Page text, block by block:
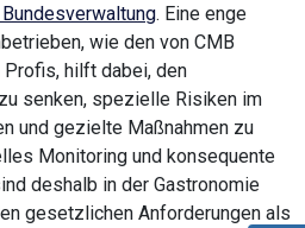
. Eine enge
wie den von CMB
hilft dabei, den
senken, spezielle Risiken im
und gezielte Maßnahmen zu
Monitoring und konsequente
deshalb in der Gastronomie
gesetzlichen Anforderungen als